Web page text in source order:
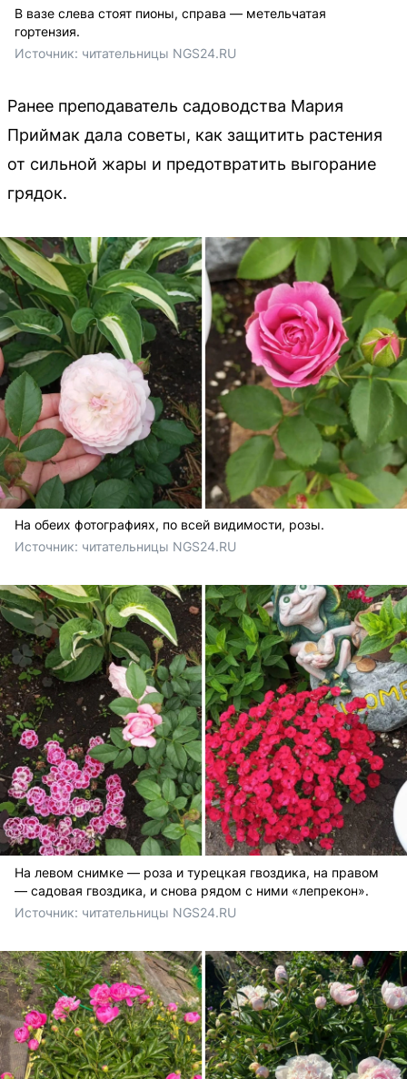
В вазе слева стоят пионы, справа — метельчатая
гортензия.
Источник: читательницы NGS24.RU
Ранее преподаватель садоводства Мария
Приймак дала советы, как защитить растения
от сильной жары и предотвратить выгорание
грядок.
На обеих фотографиях, по всей видимости, розы.
Источник: читательницы NGS24.RU
На левом снимке — роза и турецкая гвоздика, на правом
— садовая гвоздика, и снова рядом с ними «лепрекон».
Источник: читательницы NGS24.RU